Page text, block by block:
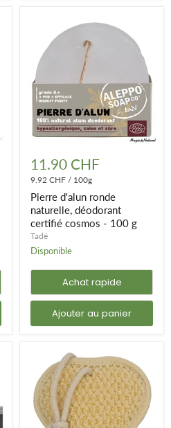
d'alun
ronde
naturelle,
déodorant
certifié
cosmos
100
g
11.90 CHF
9.92 CHF / 100g
Pierre d'alun ronde
naturelle, déodorant
certifié cosmos - 100 g
Tadé
Disponible
Achat rapide
Ajouter au panier